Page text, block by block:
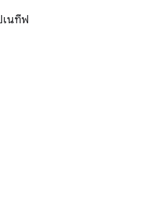
เนทีฟ